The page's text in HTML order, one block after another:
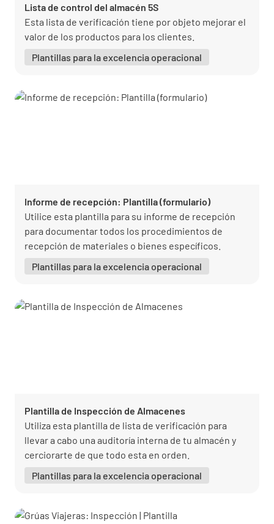
Lista de control del almacén 5S
Esta lista de verificación tiene por objeto mejorar el
valor de los productos para los clientes.
Plantillas para la excelencia operacional
Informe de recepción: Plantilla (formulario)
Utilice esta plantilla para su informe de recepción
para documentar todos los procedimientos de
recepción de materiales o bienes específicos.
Plantillas para la excelencia operacional
Plantilla de Inspección de Almacenes
Utiliza esta plantilla de lista de verificación para
llevar a cabo una auditoría interna de tu almacén y
cerciorarte de que todo esta en orden.
Plantillas para la excelencia operacional